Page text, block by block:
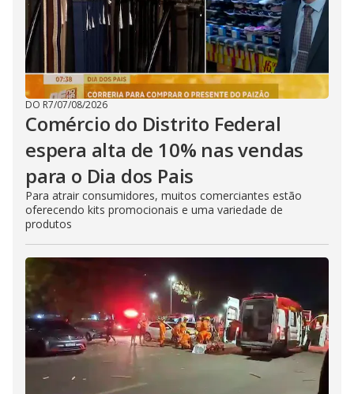
DO R7/07/08/2026
Comércio do Distrito Federal
espera alta de 10% nas vendas
para o Dia dos Pais
Para atrair consumidores, muitos comerciantes estão
oferecendo kits promocionais e uma variedade de
produtos